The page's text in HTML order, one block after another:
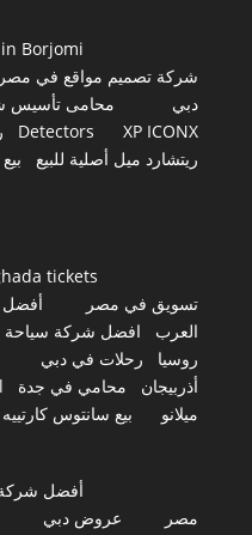
Borjomi
شركة تصميم مواقع في مصر
دبي
محامى تأسيس
Detectors
XP ICONX
ريتشارد ميل أصلية للبيع
tickets
تسويق في مصر
أفضل
العرب
افضل شركة سياحة
روسيا
رحلات في دبي
أذربيجان
محامي في جدة
ميلانو
بيع سانتوس كارتييه
أفضل
مصر
عروض دبي